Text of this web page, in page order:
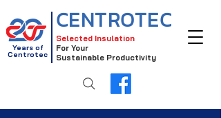
Selected Insulation
For Your
Sustainable Productivity
CENTROTEC
Years of
Centrotec